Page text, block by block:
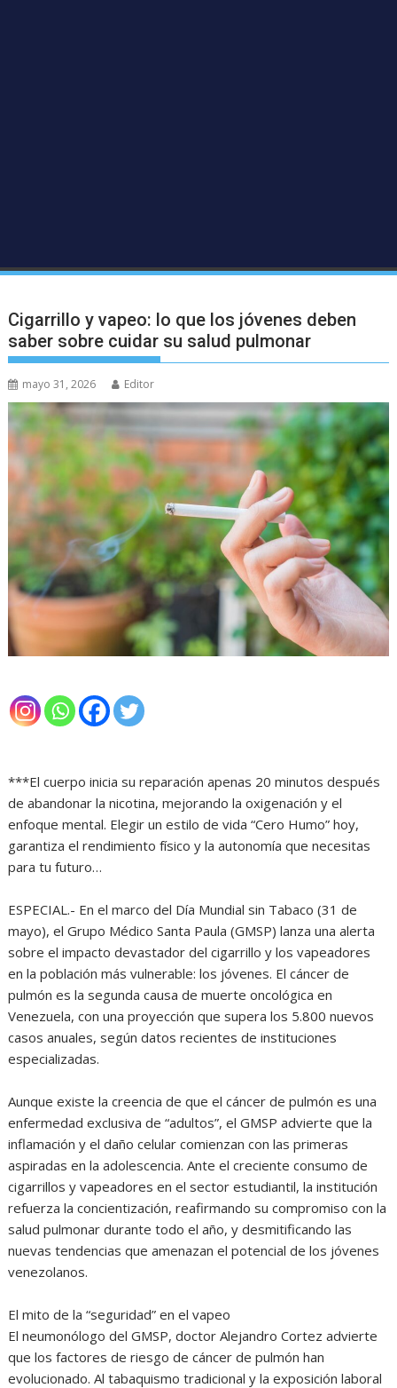
Cigarrillo y vapeo: lo que los jóvenes deben
saber sobre cuidar su salud pulmonar
mayo 31, 2026 Editor
***El cuerpo inicia su reparación apenas 20 minutos después
de abandonar la nicotina, mejorando la oxigenación y el
enfoque mental. Elegir un estilo de vida “Cero Humo” hoy,
garantiza el rendimiento físico y la autonomía que necesitas
para tu futuro…
ESPECIAL.- En el marco del Día Mundial sin Tabaco (31 de
mayo), el Grupo Médico Santa Paula (GMSP) lanza una alerta
sobre el impacto devastador del cigarrillo y los vapeadores
en la población más vulnerable: los jóvenes. El cáncer de
pulmón es la segunda causa de muerte oncológica en
Venezuela, con una proyección que supera los 5.800 nuevos
casos anuales, según datos recientes de instituciones
especializadas.
Aunque existe la creencia de que el cáncer de pulmón es una
enfermedad exclusiva de “adultos”, el GMSP advierte que la
inflamación y el daño celular comienzan con las primeras
aspiradas en la adolescencia. Ante el creciente consumo de
cigarrillos y vapeadores en el sector estudiantil, la institución
refuerza la concientización, reafirmando su compromiso con la
salud pulmonar durante todo el año, y desmitificando las
nuevas tendencias que amenazan el potencial de los jóvenes
venezolanos.
El mito de la “seguridad” en el vapeo
El neumonólogo del GMSP, doctor Alejandro Cortez advierte
que los factores de riesgo de cáncer de pulmón han
evolucionado. Al tabaquismo tradicional y la exposición laboral